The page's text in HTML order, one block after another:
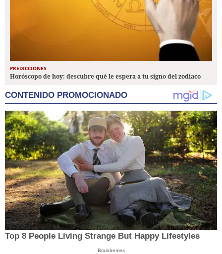
PREDICCIONES
Horóscopo de hoy: descubre qué le espera a tu signo del zodiaco
CONTENIDO PROMOCIONADO
Top 8 People Living Strange But Happy Lifestyles
Brainberries